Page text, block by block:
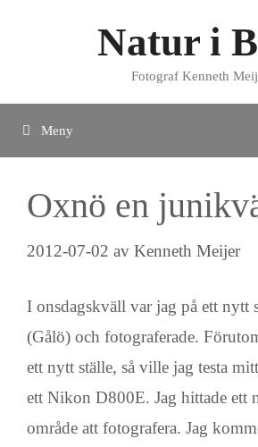
Natur i
Fotograf Kenneth
Meny
Oxnö en
2012-07-02 av Kenneth Meijer
I onsdagskväll var jag på ett nytt
(Gålö) och fotograferade.
ett nytt ställe, så ville jag testa
ett Nikon D800E. Jag hittade ett
område att fotografera. Jag